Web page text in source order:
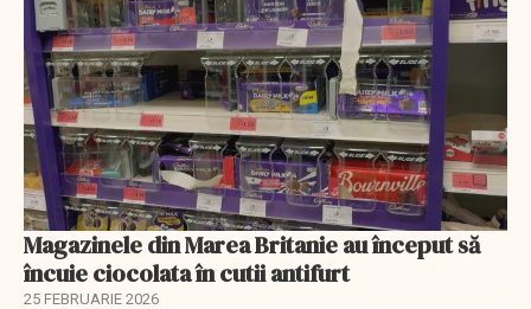
Magazinele din Marea Britanie au început să
încuie ciocolata în cutii antifurt
25 FEBRUARIE 2026